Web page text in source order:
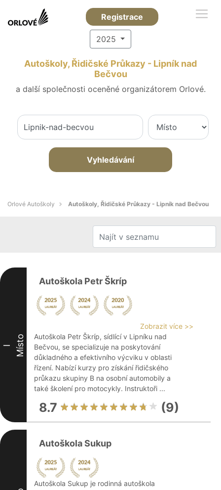
Registrace
2025
Autoškoly, Řidičské Průkazy - Lipník nad
Bečvou
a další společnosti oceněné organizátorem Orlové.
Vyhledávání
Orlové Autoškoly Autoškoly, Řidičské Průkazy - Lipník nad Bečvou
I Místo
Autoškola Petr Škríp
Zobrazit více >>
Autoškola Petr Škríp, sídlící v Lipníku nad
Bečvou, se specializuje na poskytování
důkladného a efektivního výcviku v oblasti
řízení. Nabízí kurzy pro získání řidičského
průkazu skupiny B na osobní automobily a
také školení pro motocykly. Instruktoři ...
8.7 (9)
Autoškola Sukup
Autoškola Sukup je rodinná autoškola